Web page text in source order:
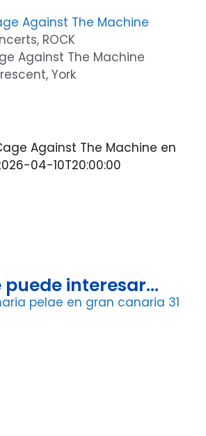
, ROCK
Against The Machine
, York
Against The Machine en
04-10T20:00:00
interesar...